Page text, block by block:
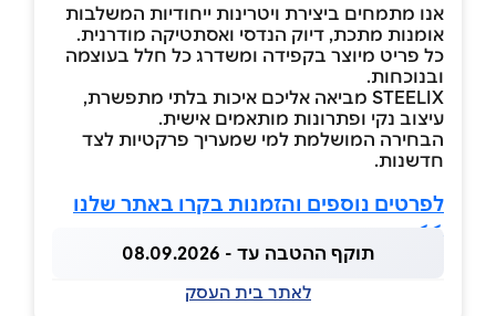
אנו מתמחים ביצירת ויטרינות ייחודיות המשלבות
אומנות מתכת, דיוק הנדסי ואסתטיקה מודרנית.
כל פריט מיוצר בקפידה ומשדרג כל חלל בעוצמה
ובנוכחות.
STEELIX מביאה אליכם איכות בלתי מתפשרת,
עיצוב נקי ופתרונות מותאמים אישית.
הבחירה המושלמת למי שמעריך פרקטיות לצד
חדשנות.
לפרטים נוספים והזמנות בקרו באתר שלנו
>>
תוקף ההטבה עד - 08.09.2026
לאתר בית העסק